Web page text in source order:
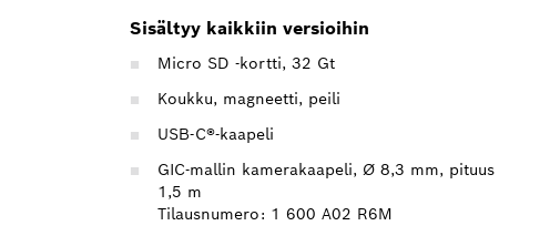
Sisältyy kaikkiin versioihin
Micro SD -kortti, 32 Gt
Koukku, magneetti, peili
USB-C®-kaapeli
GIC-mallin kamerakaapeli, Ø 8,3 mm, pituus
1,5 m
Tilausnumero: 1 600 A02 R6M